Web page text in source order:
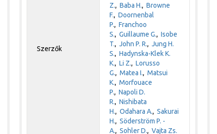
Szerzők
Z.,Baba H.,Browne
F.,Doornenbal
P.,Franchoo
S.,Guillaume G.,Isobe
T.,John P. R.,Jung H.
S.,Hadynska-Klek K.
K.,Li Z.,Lorusso
G.,Matea I.,Matsui
K.,Morfouace
P.,Napoli D.
R.,Nishibata
H.,Odahara A.,Sakurai
H.,Söderström P. -
A.,Sohler D.,Vajta Zs.